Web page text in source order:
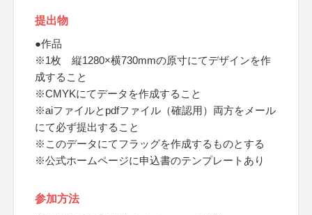
提出物
●作品
※1枚 縦1280×横730mmの原寸にてデザインを作
成すること
※CMYKにてデータを作成すること
※aiファイルとpdfファイル（確認用）両方をメール
にて必ず提出すること
※このデータにてフラッグを作成するものとする
※公式ホームページに申込書のテンプレートあり
参加方法